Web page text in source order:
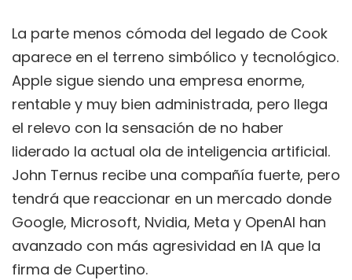
La parte menos cómoda del legado de Cook
aparece en el terreno simbólico y tecnológico.
Apple sigue siendo una empresa enorme,
rentable y muy bien administrada, pero llega
el relevo con la sensación de no haber
liderado la actual ola de inteligencia artificial.
John Ternus recibe una compañía fuerte, pero
tendrá que reaccionar en un mercado donde
Google, Microsoft, Nvidia, Meta y OpenAI han
avanzado con más agresividad en IA que la
firma de Cupertino.